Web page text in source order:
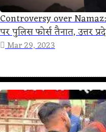
Controversy over
पर पुलिस फोर्स तैनात, उत्तर
Mar 29, 2023